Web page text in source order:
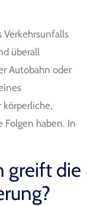
überall
Autobahn oder
haben. In
greift die